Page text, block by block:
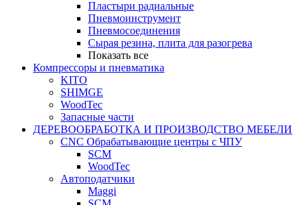
Пластыри радиальные
Пневмоинструмент
Пневмосоединения
Сырая резина, плита для разогрева
Показать все
Компрессоры и пневматика
KITO
SHIMGE
WoodTec
Запасные части
ДЕРЕВООБРАБОТКА И ПРОИЗВОДСТВО МЕБЕЛИ
CNC Обрабатывающие центры с ЧПУ
SCM
WoodTec
Автоподатчики
Maggi